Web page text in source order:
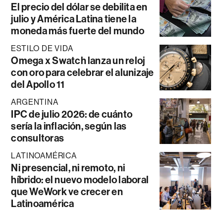
El precio del dólar se debilita en
julio y América Latina tiene la
moneda más fuerte del mundo
ESTILO DE VIDA
Omega x Swatch lanza un reloj
con oro para celebrar el alunizaje
del Apollo 11
ARGENTINA
IPC de julio 2026: de cuánto
sería la inflación, según las
consultoras
LATINOAMÉRICA
Ni presencial, ni remoto, ni
híbrido: el nuevo modelo laboral
que WeWork ve crecer en
Latinoamérica